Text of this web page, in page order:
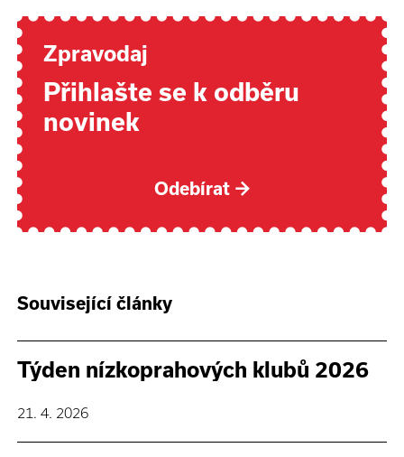
Zpravodaj
Přihlašte se k odběru
novinek
Odebírat →
Související články
Týden nízkoprahových klubů 2026
21. 4. 2026